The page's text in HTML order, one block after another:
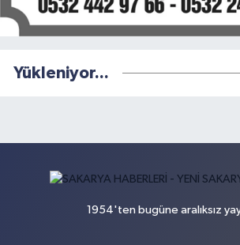
Yükleniyor...
1954'ten bugüne aralıksız